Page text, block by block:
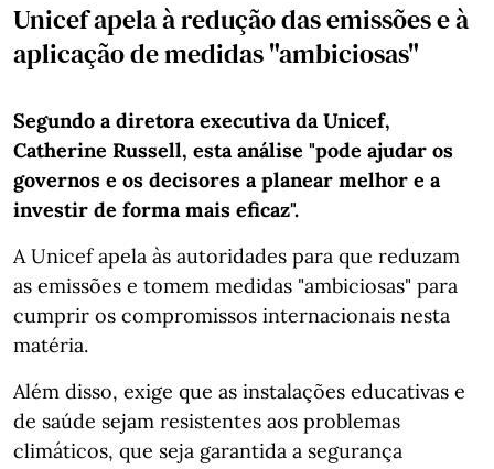
Unicef apela à redução das emissões e à
aplicação de medidas "ambiciosas"
Segundo a diretora executiva da Unicef,
Catherine Russell, esta análise "pode ajudar os
governos e os decisores a planear melhor e a
investir de forma mais eficaz".
A Unicef apela às autoridades para que reduzam
as emissões e tomem medidas "ambiciosas" para
cumprir os compromissos internacionais nesta
matéria.
Além disso, exige que as instalações educativas e
de saúde sejam resistentes aos problemas
climáticos, que seja garantida a segurança